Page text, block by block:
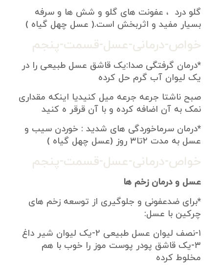
گلو درد ، عفونت های گلو و شش ها و سرفه
بسیار مفید و اثربخش است.( عسل چهل گیاه )
خواص-درمانی-عسل-قسمت-پنجم
*درمان گرفتگی صدا:یک قاشق عسل طبیعی را در
یک لیوان آب گرم حل کرده
صبح ناشتا جرعه جرعه میل کنیدیا اینکه مقداری
نمک به آن اضافه کرده و با آن قرقر ه کنید
*درمان سرماخوردگی های شدید : خوردن سیب و
عسل به مدت ۲تا۳ روز (عسل چهل گیاه )
خواص-درمانی-عسل-قسمت-پنجم
عسل و درمان زخم ها
*برای ضدعفونی و جلوگیری از توسعه زخم های
چرکین با عسل:
۱-نصف لیوان عسل طبیعی ۲-یک لیوان شیر داغ
۳-یک قاشق پودر پوست موز را خوب با هم
مخلوط کرده